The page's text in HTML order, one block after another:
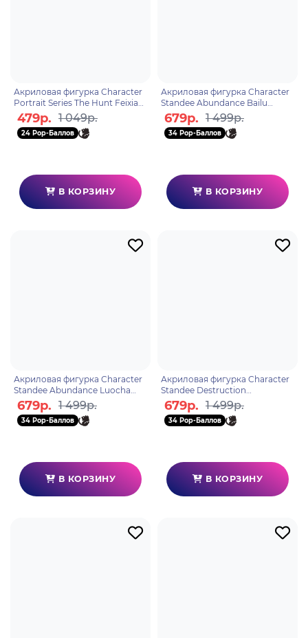
Акриловая фигурка Character
Portrait Series The Hunt Feixiao
6942421145844
479р. 1 049р.
24 Pop-Баллов
В КОРЗИНУ
Акриловая фигурка Character
Standee Abundance Bailu
6975628249879
679р. 1 499р.
34 Pop-Баллов
В КОРЗИНУ
Акриловая фигурка Character
Standee Abundance Luocha
6975628249886
679р. 1 499р.
34 Pop-Баллов
В КОРЗИНУ
Акриловая фигурка Character
Standee Destruction
6975628249732
679р. 1 499р.
34 Pop-Баллов
В КОРЗИНУ